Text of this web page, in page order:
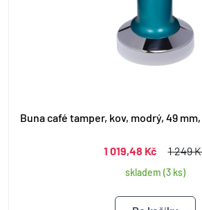
Buna café tamper, kov, modrý, 49
1 019,48 Kč 1 249
skladem (3 ks)